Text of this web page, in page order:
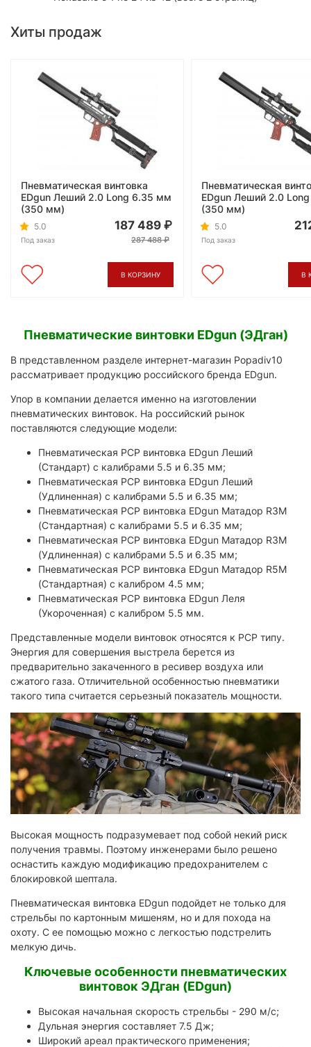
Хиты продаж
Пневматическая винтовка
EDgun Леший 2.0 Long 6.35 мм
(350 мм)
5.0
Под заказ
187 489
287 488
В КОРЗИНУ
Пневматическая
EDgun Леший 2.0
(350 мм)
5.0
Под заказ
В
Пневматические винтовки EDgun (ЭДган)
В представленном разделе интернет-магазин Popadiv10
рассматривает продукцию российского бренда EDgun.
Упор в компании делается именно на изготовлении
пневматических винтовок. На российский рынок
поставляются следующие модели:
Пневматическая PCP винтовка EDgun Леший
(Стандарт) с калибрами 5.5 и 6.35 мм;
Пневматическая PCP винтовка EDgun Леший
(Удлиненная) с калибрами 5.5 и 6.35 мм;
Пневматическая PCP винтовка EDgun Матадор R3M
(Стандартная) с калибрами 5.5 и 6.35 мм;
Пневматическая PCP винтовка EDgun Матадор R3M
(Удлиненная) с калибрами 5.5 и 6.35 мм;
Пневматическая PCP винтовка EDgun Матадор R5M
(Стандартная) с калибром 4.5 мм;
Пневматическая PCP винтовка EDgun Леля
(Укороченная) с калибром 5.5 мм.
Представленные модели винтовок относятся к PCP типу.
Энергия для совершения выстрела берется из
предварительно закаченного в ресивер воздуха или
сжатого газа. Отличительной особенностью пневматики
такого типа считается серьезный показатель мощности.
Высокая мощность подразумевает под собой некий риск
получения травмы. Поэтому инженерами было решено
оснастить каждую модификацию предохранителем с
блокировкой шептала.
Пневматическая винтовка EDgun подойдет не только для
стрельбы по картонным мишеням, но и для похода на
охоту. С ее помощью можно с легкостью подстрелить
мелкую дичь.
Ключевые особенности пневматических
винтовок ЭДган (EDgun)
Высокая начальная скорость стрельбы - 290 м/с;
Дульная энергия составляет 7.5 Дж;
Широкий ареал практического применения;